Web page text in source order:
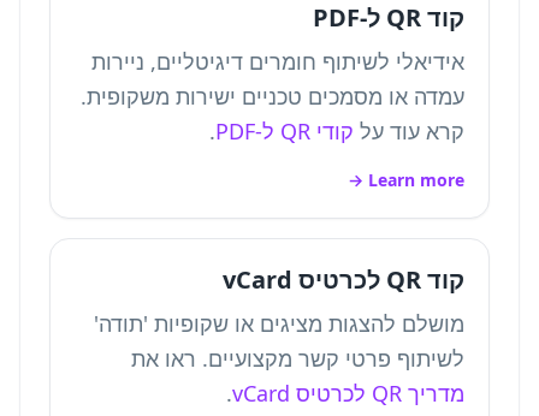
קוד QR ל-PDF
אידיאלי לשיתוף חומרים דיגיטליים, ניירות
עמדה או מסמכים טכניים ישירות משקופית.
קרא עוד על קודי QR ל-PDF .
Learn more →
קוד QR לכרטיס vCard
מושלם להצגות מציגים או שקופיות 'תודה'
לשיתוף פרטי קשר מקצועיים. ראו את
מדריך QR לכרטיס vCard
.